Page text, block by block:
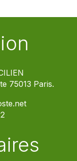
75013 Paris.